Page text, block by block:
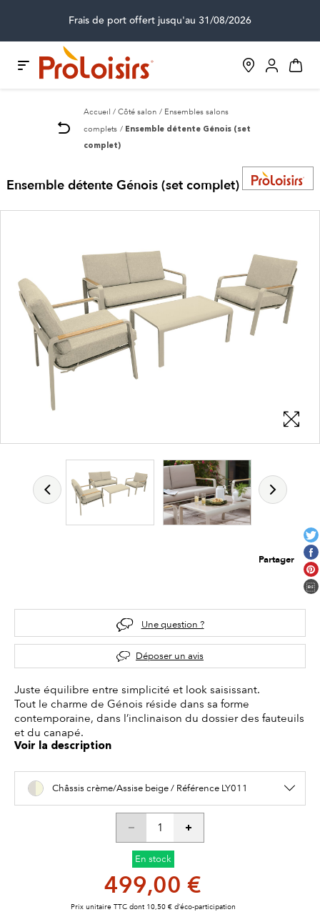
Frais de port offert jusqu'au 31/08/2026
Accueil Côté salon
Ensembles salons
complets
Ensemble détente Génois (set
complet)
Ensemble détente Génois (set complet)
Partager
Une question ?
Déposer un avis
Juste équilibre entre simplicité et look saisissant.
Tout le charme de Génois réside dans sa forme
contemporaine, dans l’inclinaison du dossier des fauteuils
et du canapé.
Voir la description
Châssis crème/Assise beige / Référence LY011
En stock
499,00 €
Prix unitaire TTC dont 10,50 € d’éco-participation